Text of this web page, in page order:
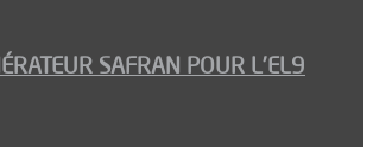
SAFRAN POUR L’EL9